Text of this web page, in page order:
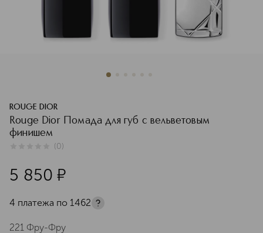
ROUGE DIOR
Rouge Dior Помада для губ с вельветовым
финишем
(0)
5 850 ¤
4 платежа по 1462
221 Фру-Фру